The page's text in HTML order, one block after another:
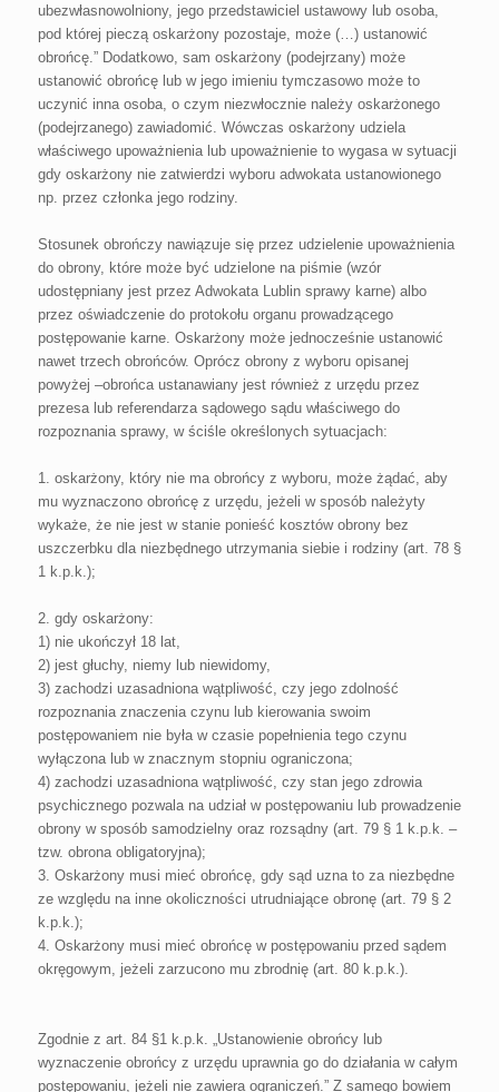
ubezwłasnowolniony, jego przedstawiciel ustawowy lub osoba,
pod której pieczą oskarżony pozostaje, może (…) ustanowić
obrońcę.” Dodatkowo, sam oskarżony (podejrzany) może
ustanowić obrońcę lub w jego imieniu tymczasowo może to
uczynić inna osoba, o czym niezwłocznie należy oskarżonego
(podejrzanego) zawiadomić. Wówczas oskarżony udziela
właściwego upoważnienia lub upoważnienie to wygasa w sytuacji
gdy oskarżony nie zatwierdzi wyboru adwokata ustanowionego
np. przez członka jego rodziny.
Stosunek obrończy nawiązuje się przez udzielenie upoważnienia
do obrony, które może być udzielone na piśmie (wzór
udostępniany jest przez Adwokata Lublin sprawy karne) albo
przez oświadczenie do protokołu organu prowadzącego
postępowanie karne. Oskarżony może jednocześnie ustanowić
nawet trzech obrońców. Oprócz obrony z wyboru opisanej
powyżej –obrońca ustanawiany jest również z urzędu przez
prezesa lub referendarza sądowego sądu właściwego do
rozpoznania sprawy, w ściśle określonych sytuacjach:
1. oskarżony, który nie ma obrońcy z wyboru, może żądać, aby
mu wyznaczono obrońcę z urzędu, jeżeli w sposób należyty
wykaże, że nie jest w stanie ponieść kosztów obrony bez
uszczerbku dla niezbędnego utrzymania siebie i rodziny (art. 78 §
1 k.p.k.);
2. gdy oskarżony:
1) nie ukończył 18 lat,
2) jest głuchy, niemy lub niewidomy,
3) zachodzi uzasadniona wątpliwość, czy jego zdolność
rozpoznania znaczenia czynu lub kierowania swoim
postępowaniem nie była w czasie popełnienia tego czynu
wyłączona lub w znacznym stopniu ograniczona;
4) zachodzi uzasadniona wątpliwość, czy stan jego zdrowia
psychicznego pozwala na udział w postępowaniu lub prowadzenie
obrony w sposób samodzielny oraz rozsądny (art. 79 § 1 k.p.k. –
tzw. obrona obligatoryjna);
3. Oskarżony musi mieć obrońcę, gdy sąd uzna to za niezbędne
ze względu na inne okoliczności utrudniające obronę (art. 79 § 2
k.p.k.);
4. Oskarżony musi mieć obrońcę w postępowaniu przed sądem
okręgowym, jeżeli zarzucono mu zbrodnię (art. 80 k.p.k.).
Zgodnie z art. 84 §1 k.p.k. „Ustanowienie obrońcy lub
wyznaczenie obrońcy z urzędu uprawnia go do działania w całym
postępowaniu, jeżeli nie zawiera ograniczeń.” Z samego bowiem